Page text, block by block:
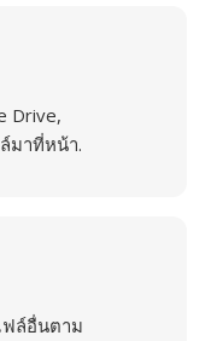
Drive,
มาที่หน้า.
ล์อื่นตาม